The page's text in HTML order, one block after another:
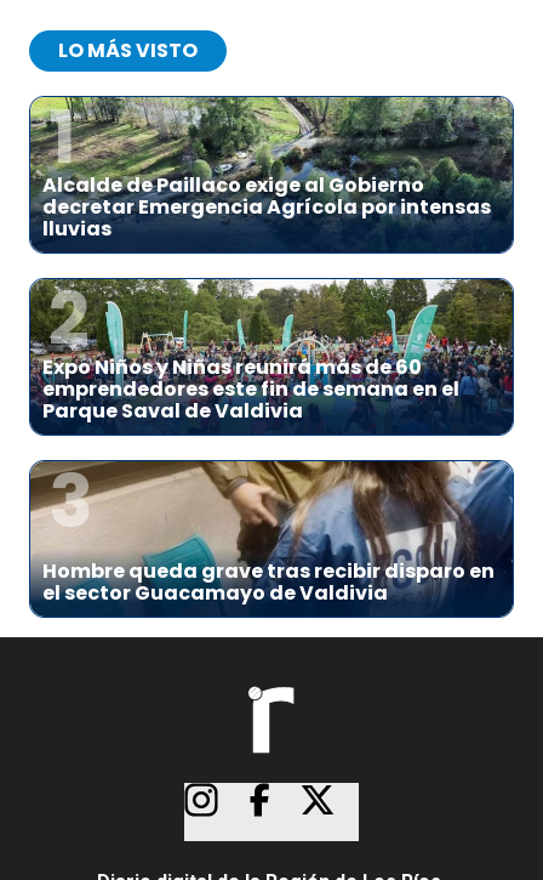
LO MÁS VISTO
1
Alcalde de Paillaco exige al Gobierno
decretar Emergencia Agrícola por intensas
lluvias
2
Expo Niños y Niñas reunirá más de 60
emprendedores este fin de semana en el
Parque Saval de Valdivia
3
Hombre queda grave tras recibir disparo en
el sector Guacamayo de Valdivia